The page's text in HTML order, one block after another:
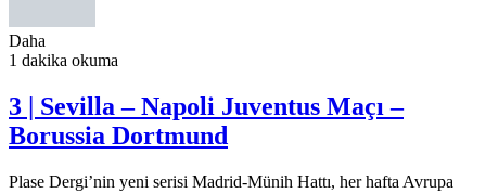
Daha
1 dakika okuma
3 | Sevilla – Napoli Juventus Maçı –
Borussia Dortmund
Plase Dergi’nin yeni serisi Madrid-Münih Hattı, her hafta Avrupa